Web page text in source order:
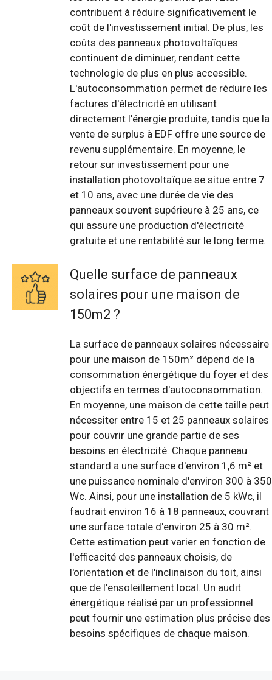
contribuent à réduire significativement le
coût de l'investissement initial. De plus, les
coûts des panneaux photovoltaïques
continuent de diminuer, rendant cette
technologie de plus en plus accessible.
L'autoconsommation permet de réduire les
factures d'électricité en utilisant
directement l'énergie produite, tandis que la
vente de surplus à EDF offre une source de
revenu supplémentaire. En moyenne, le
retour sur investissement pour une
installation photovoltaïque se situe entre 7
et 10 ans, avec une durée de vie des
panneaux souvent supérieure à 25 ans, ce
qui assure une production d'électricité
gratuite et une rentabilité sur le long terme.
Quelle surface de panneaux
solaires pour une maison de
150m2 ?
La surface de panneaux solaires nécessaire
pour une maison de 150m² dépend de la
consommation énergétique du foyer et des
objectifs en termes d'autoconsommation.
En moyenne, une maison de cette taille peut
nécessiter entre 15 et 25 panneaux solaires
pour couvrir une grande partie de ses
besoins en électricité. Chaque panneau
standard a une surface d'environ 1,6 m² et
une puissance nominale d'environ 300 à 350
Wc. Ainsi, pour une installation de 5 kWc, il
faudrait environ 16 à 18 panneaux, couvrant
une surface totale d'environ 25 à 30 m².
Cette estimation peut varier en fonction de
l'efficacité des panneaux choisis, de
l'orientation et de l'inclinaison du toit, ainsi
que de l'ensoleillement local. Un audit
énergétique réalisé par un professionnel
peut fournir une estimation plus précise des
besoins spécifiques de chaque maison.